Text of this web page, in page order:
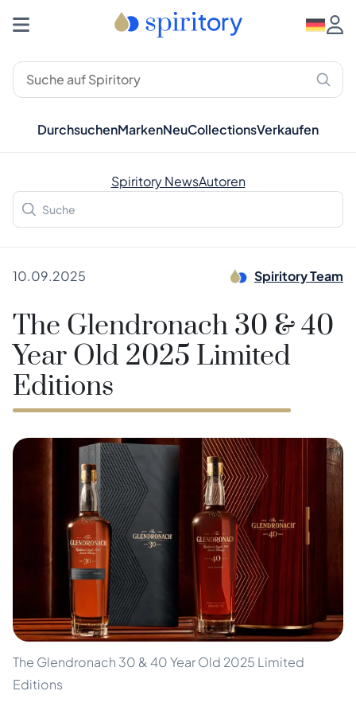
DurchsuchenMarkenNeuCollectionsVerkaufen
Spiritory NewsAutoren
10.09.2025 Spiritory Team
The Glendronach 30 & 40
Year Old 2025 Limited
Editions
The Glendronach 30 & 40 Year Old 2025 Limited
Editions